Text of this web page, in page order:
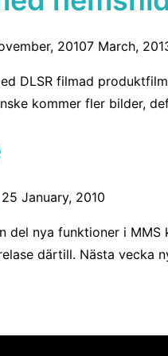
20107 March,
DLSR filmad
kommer fler bilder,
Posted
25 January, 2010
del nya funktioner i
därtill. Nästa